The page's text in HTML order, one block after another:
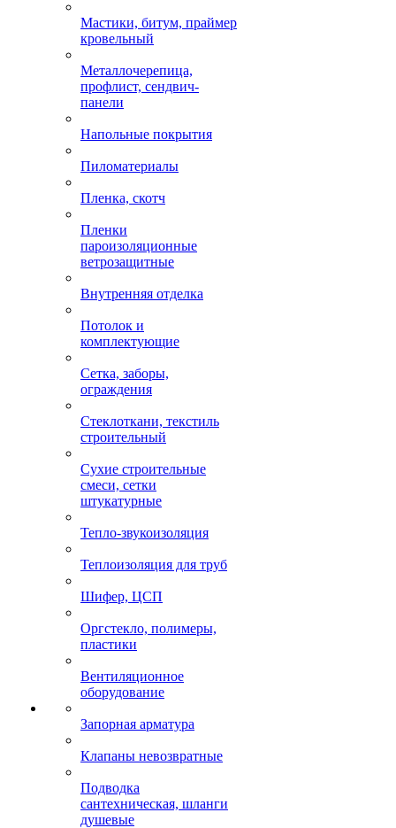
Мастики, битум, праймер
кровельный
Металлочерепица,
профлист, сендвич-
панели
Напольные покрытия
Пиломатериалы
Пленка, скотч
Пленки
пароизоляционные
ветрозащитные
Внутренняя отделка
Потолок и
комплектующие
Сетка, заборы,
ограждения
Стеклоткани, текстиль
строительный
Сухие строительные
смеси, сетки
штукатурные
Тепло-звукоизоляция
Теплоизоляция для труб
Шифер, ЦСП
Оргстекло, полимеры,
пластики
Вентиляционное
оборудование
Запорная арматура
Клапаны невозвратные
Подводка
сантехническая, шланги
душевые